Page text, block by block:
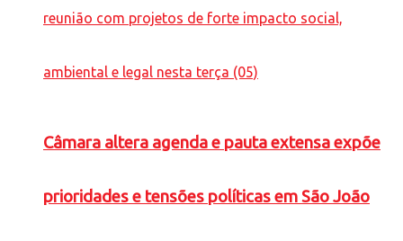
Câmara altera agenda e pauta extensa expõe
prioridades e tensões políticas em São João